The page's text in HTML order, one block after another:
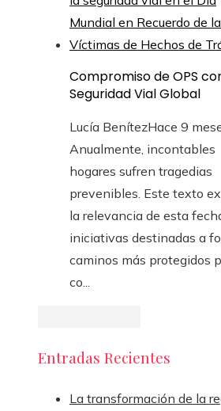
Compromiso de OPS
Seguridad Vial Global
Lucía BenítezHace 9
Anualmente, incontables
hogares sufren tragedias
prevenibles. Este texto
la relevancia de esta
iniciativas destinadas a
caminos más protegidos
co...
Entradas Recientes
La transformación de la